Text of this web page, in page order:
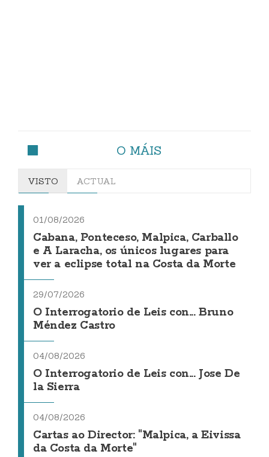
O MÁIS
VISTO ACTUAL
01/08/2026
Cabana, Ponteceso, Malpica, Carballo
e A Laracha, os únicos lugares para
ver a eclipse total na Costa da Morte
29/07/2026
O Interrogatorio de Leis con... Bruno
Méndez Castro
04/08/2026
O Interrogatorio de Leis con... Jose De
la Sierra
04/08/2026
Cartas ao Director: "Malpica, a Eivissa
da Costa da Morte"